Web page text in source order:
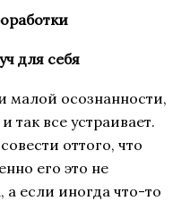
для себя
малой осознанности,
так все устраивает.
оттого, что
его это не
а если иногда что-то